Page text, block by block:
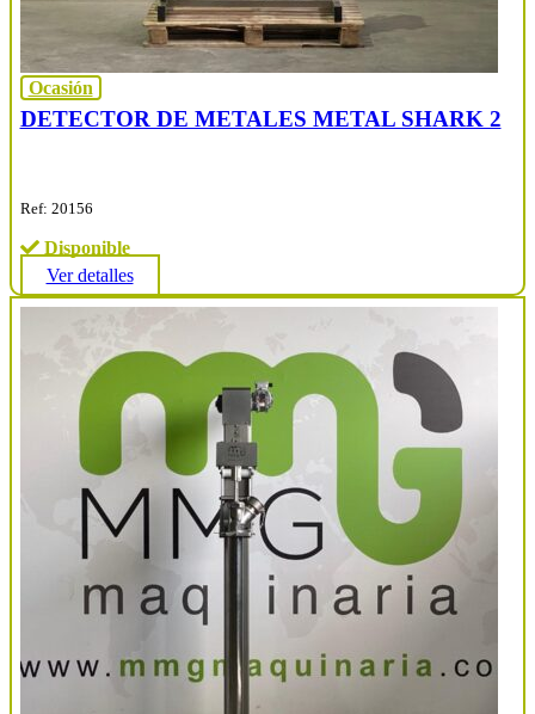
Ocasión
DETECTOR DE METALES METAL SHARK 2
Ref: 20156
Disponible
Ver detalles